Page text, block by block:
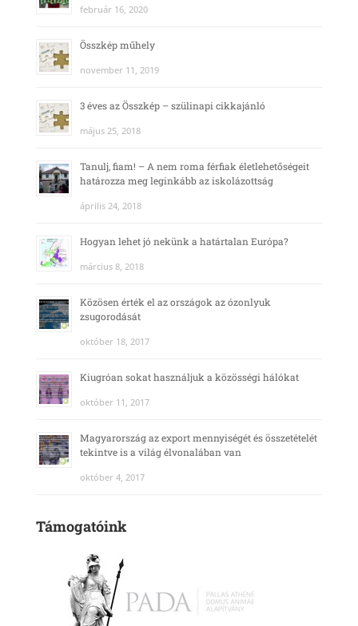
február 16, 2020
Összkép műhely
november 11, 2019
3 éves az Összkép – szülinapi cikkajánló
május 25, 2018
Tanulj, fiam! – A nem roma férfiak életlehetőségeit
határozza meg leginkább az iskolázottság
április 24, 2018
Hogyan lehet jó nekünk a határtalan Európa?
március 8, 2018
Közösen érték el az országok az ózonlyuk
zsugorodását
október 18, 2017
Kiugróan sokat használjuk a közösségi hálókat
október 11, 2017
Magyarország az export mennyiségét és összetételét
tekintve is a világ élvonalában van
október 4, 2017
Támogatóink